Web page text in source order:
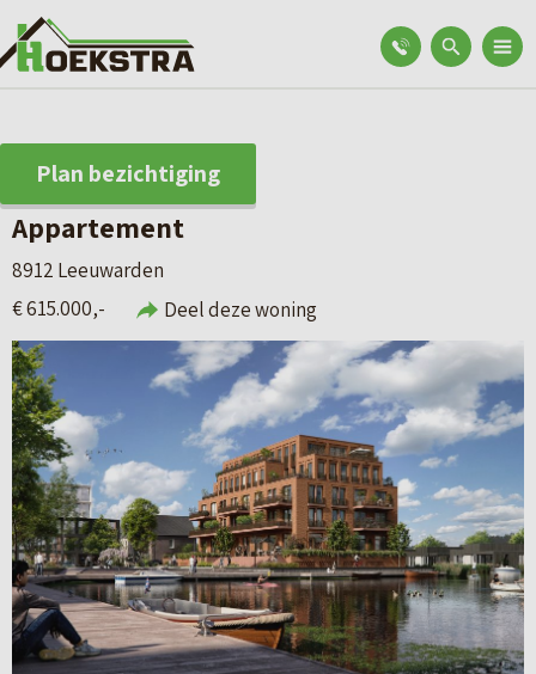
Plan bezichtiging
Appartement
8912 Leeuwarden
€ 615.000,-
Deel deze woning